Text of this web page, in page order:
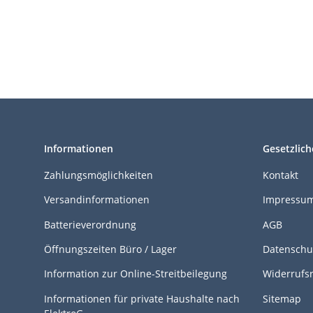
Informationen
Zahlungsmöglichkeiten
Versandinformationen
Batterieverordnung
Öffnungszeiten Büro / Lager
Information zur Online-Streitbeilegung
Informationen für private Haushalte nach
Kontakt
AGB
Sitemap